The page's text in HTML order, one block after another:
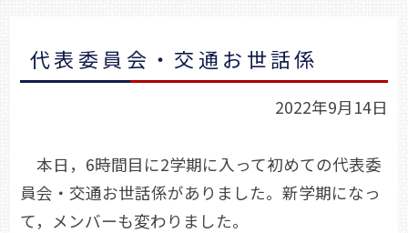
代表委員会・交通お世話係
2022年9月14日
本日，6時間目に2学期に入って初めての代表委
員会・交通お世話係がありました。新学期になっ
て，メンバーも変わりました。